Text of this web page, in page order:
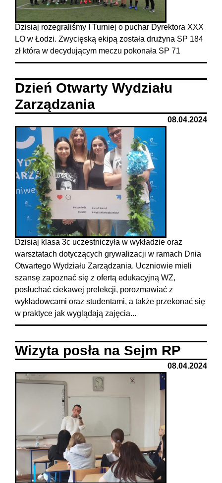
Dzisiaj rozegraliśmy I Turniej o puchar Dyrektora XXX
LO w Łodzi. Zwycięską ekipą została drużyna SP 184
zł która w decydującym meczu pokonała SP 71
Dzień Otwarty Wydziału
Zarządzania
08.04.2024
Dzisiaj klasa 3c uczestniczyła w wykładzie oraz
warsztatach dotyczących grywalizacji w ramach Dnia
Otwartego Wydziału Zarządzania. Uczniowie mieli
szansę zapoznać się z ofertą edukacyjną WZ,
posłuchać ciekawej prelekcji, porozmawiać z
wykładowcami oraz studentami, a także przekonać się
w praktyce jak wyglądają zajęcia...
Wizyta posła na Sejm RP
08.04.2024